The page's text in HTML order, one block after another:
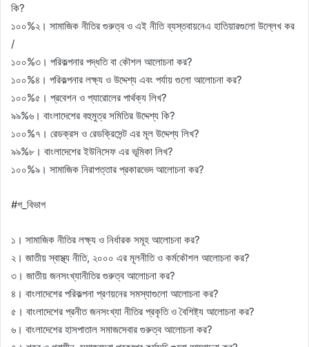
কি?
১০০%২। সামাজিক নীতির গুরুত্ব ও এই নীতি ব্যস্তবায়নেএ হাতিয়ারগুলো উল্লেখ কর
/
১০০%৩। পরিকল্পনার পদ্ধতি বা কৌশল আলোচনা কর?
১০০%৪। পরিকল্পনার লক্ষ্য ও উদ্দেশ্য এবং পর্যায় গুলো আলোচনা কর?
১০০%৫। প্রবেশন ও প্যারোলের পার্থক্য লিখ?
৯৯%৬। বাংলাদেশের বহুমুত্র সমিতির উদ্দেশ্য কি?
১০০%৭। রেডক্রস ও রেডক্রিসেন্ট এর মূল উদ্দেশ্য লিখ?
৯৯%৮। বাংলাদেশের ইউনিসেফ এর ভূমিকা লিখ?
১০০%৯। সামাজিক নিরাপত্তার প্রকারভেদ আলোচনা কর?
#গ_বিভাগ
১। সামাজিক নীতির লক্ষ্য ও নির্ধারক সমূহ আলোচনা কর?
২। জাতীয় স্বাস্থ্য নীতি, ২০০০ এর মূলনীতি ও কর্মকৌশল আলোচনা কর?
৩। জাতীয় জনসংখ্যানীতির গুরুত্ব আলোচনা কর?
৪। বাংলাদেশের পরিকল্পনা প্রণয়নের সমস্যাগুলো আলোচনা কর?
৫। বাংলাদেশের প্রনীত জনসংখ্যা নীতির প্রকৃতি ও বৈশিষ্ট্য আলোচনা কর?
৬। বাংলাদেশের হাসপাতাল সমাজসেবার গুরুত্ব আলোচনা কর?